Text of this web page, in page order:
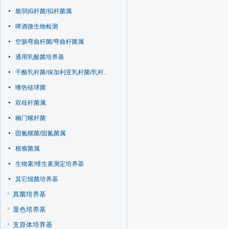
脆弱拟杆菌/拟杆菌属
啤酒微生物检测
空肠弯曲杆菌/弯曲杆菌属
通用乳酸菌培养基
干酪乳杆菌/保加利亚乳杆菌/乳杆..
嗜热链球菌
双歧杆菌属
幽门螺杆菌
固氮螺菌/固氮菌属
根瘤菌属
生物素/维生素测定培养基
其它细菌培养基
真菌培养基
显色培养基
支原体培养基